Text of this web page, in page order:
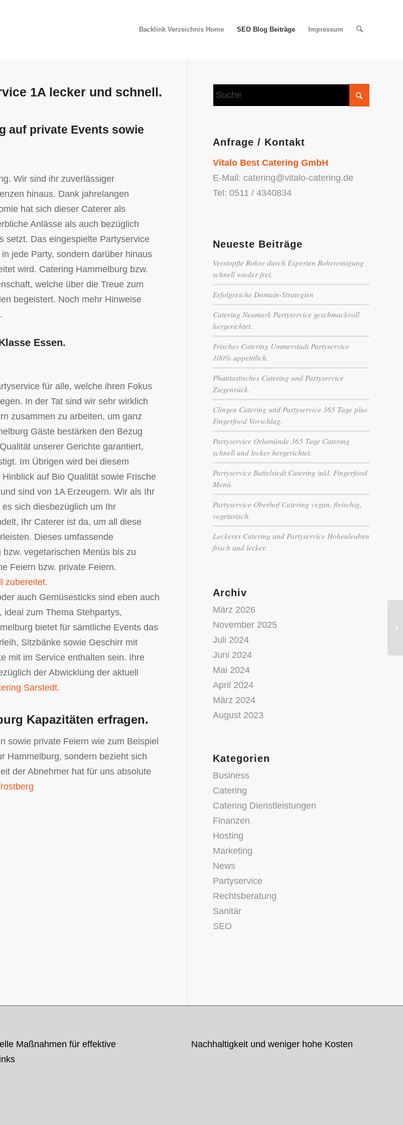
Backlink Verzeichnis Home SEO Blog Beiträge Impressum
1A lecker und schnell.
auf private Events sowie
Wir sind ihr zuverlässiger
hinaus. Dank jahrelangen
hat sich dieser Caterer als
Anlässe als auch bezüglich
setzt. Das eingespielte Partyservice
jede Party, sondern darüber hinaus
wird. Catering Hammelburg bzw.
welche über die Treue zum
begeistert. Noch mehr Hinweise
Essen.
für alle, welche ihren Fokus
In der Tat sind wir sehr wirklich
zusammen zu arbeiten, um ganz
Gäste bestärken den Bezug
unserer Gerichte garantiert,
Im Übrigen wird bei diesem
auf Bio Qualität sowie Frische
sind von 1A Erzeugern. Wir als Ihr
sich diesbezüglich um Ihr
Ihr Caterer ist da, um all diese
Dieses umfassende
vegetarischen Menüs bis zu
Feiern bzw. private Feiern.
zubereitet.
auch Gemüsesticks sind eben auch
zum Thema Stehpartys,
bietet für sämtliche Events das
Sitzbänke sowie Geschirr mit
mit im Service enthalten sein. Ihre
der Abwicklung der aktuell
Sarstedt.
Kapazitäten erfragen.
sowie private Feiern wie zum Beispiel
Hammelburg, sondern bezieht sich
der Abnehmer hat für uns absolute
Anfrage / Kontakt
Vitalo Best Catering GmbH
E-Mail: catering@vitalo-catering.de
Tel: 0511 / 4340834
Neueste Beiträge
Verstopfte Rohre durch Experten Rohrreinigung
schnell wieder frei.
Erfolgreiche Domain-Strategien
Catering Neumark Partyservice geschmackvoll
hergerichtet.
Frisches Catering Ummerstadt Partyservice
100% appetitlich.
Phantastisches Catering und Partyservice
Ziegenrück.
Clingen Catering und Partyservice 365 Tage plus
Fingerfood Vorschlag.
Partyservice Orlamünde 365 Tage Catering
schnell und lecker hergerichtet.
Partyservice Buttelstedt Catering inkl. Fingerfood
Menü.
Partyservice Oberhof Catering vegan, fleischig,
vegetarisch.
Leckeres Catering und Partyservice Hohenleuben
frisch und lecker.
Archiv
März 2026
November 2025
Juli 2024
Juni 2024
Mai 2024
April 2024
März 2024
August 2023
Kategorien
Business
Catering
Catering Dienstleistungen
Finanzen
Hosting
Marketing
News
Partyservice
Rechtsberatung
Sanitär
SEO
Maßnahmen für effektive
Nachhaltigkeit und weniger hohe Kosten